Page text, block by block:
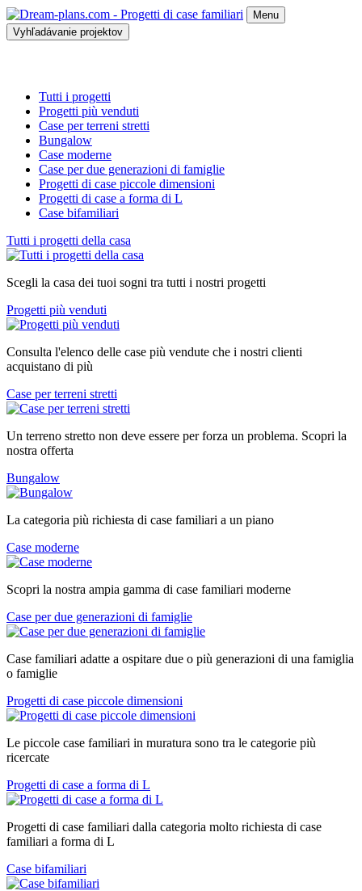
Menu
Vyhľadávanie projektov
Tutti i progetti
Progetti più venduti
Case per terreni stretti
Bungalow
Case moderne
Case per due generazioni di famiglie
Progetti di case piccole dimensioni
Progetti di case a forma di L
Case bifamiliari
Tutti i progetti della casa
Scegli la casa dei tuoi sogni tra tutti i nostri progetti
Progetti più venduti
Consulta l'elenco delle case più vendute che i nostri clienti
acquistano di più
Case per terreni stretti
Un terreno stretto non deve essere per forza un problema. Scopri la
nostra offerta
Bungalow
La categoria più richiesta di case familiari a un piano
Case moderne
Scopri la nostra ampia gamma di case familiari moderne
Case per due generazioni di famiglie
Case familiari adatte a ospitare due o più generazioni di una famiglia
o famiglie
Progetti di case piccole dimensioni
Le piccole case familiari in muratura sono tra le categorie più
ricercate
Progetti di case a forma di L
Progetti di case familiari dalla categoria molto richiesta di case
familiari a forma di L
Case bifamiliari